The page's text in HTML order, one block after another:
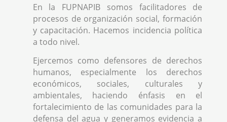
En la FUPNAPIB somos facilitadores de
procesos de organización social, formación
y capacitación. Hacemos incidencia política
a todo nivel.
Ejercemos como defensores de derechos
humanos, especialmente los derechos
económicos, sociales, culturales y
ambientales, haciendo énfasis en el
fortalecimiento de las comunidades para la
defensa del agua y generamos evidencia a